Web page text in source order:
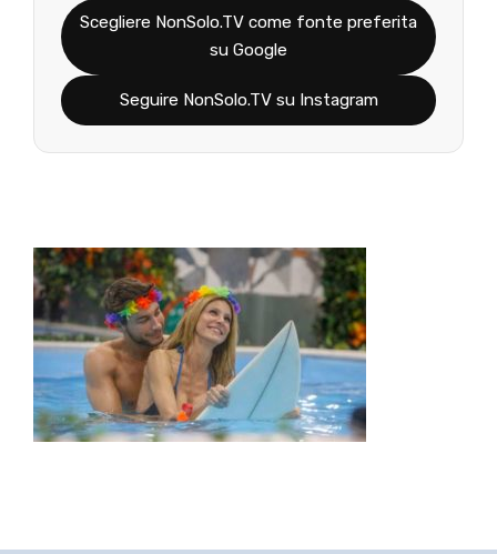
Scegliere NonSolo.TV come fonte preferita
su Google
Seguire NonSolo.TV su Instagram